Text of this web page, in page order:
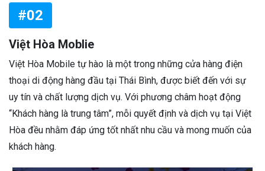
#02
Việt Hòa Moblie
Việt Hòa Mobile tự hào là một trong những cửa hàng điện
thoại di động hàng đầu tại Thái Bình, được biết đến với sự
uy tín và chất lượng dịch vụ. Với phương châm hoạt động
“Khách hàng là trung tâm”, mỗi quyết định và dịch vụ tại Việt
Hòa đều nhằm đáp ứng tốt nhất nhu cầu và mong muốn của
khách hàng.